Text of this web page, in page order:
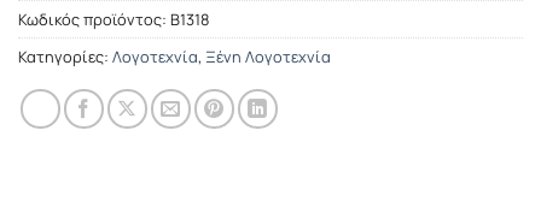
Κωδικός προϊόντος: Β1318
Κατηγορίες: Λογοτεχνία, Ξένη Λογοτεχνία